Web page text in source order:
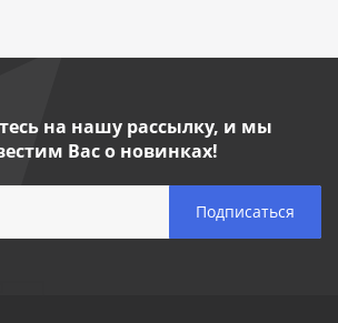
на нашу рассылку, и мы
Вас о новинках!